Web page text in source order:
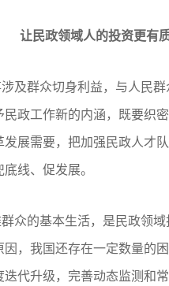
让民政领域人的投资更有
及群众切身利益，与人民
政工作新的内涵，既要织
展需要，把加强民政人才
线、促发展。
众的基本生活，是民政领
，我国还存在一定数量的
代升级，完善动态监测和